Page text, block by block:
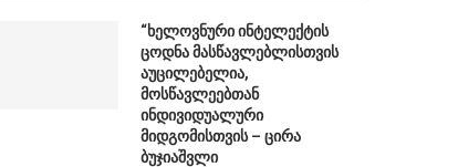
“ხელოვნური ინტელექტის
ცოდნა მასწავლებლისთვის
აუცილებელია,
მოსწავლეებთან
ინდივიდუალური
მიდგომისთვის – ცირა
ბუჯიაშვლი